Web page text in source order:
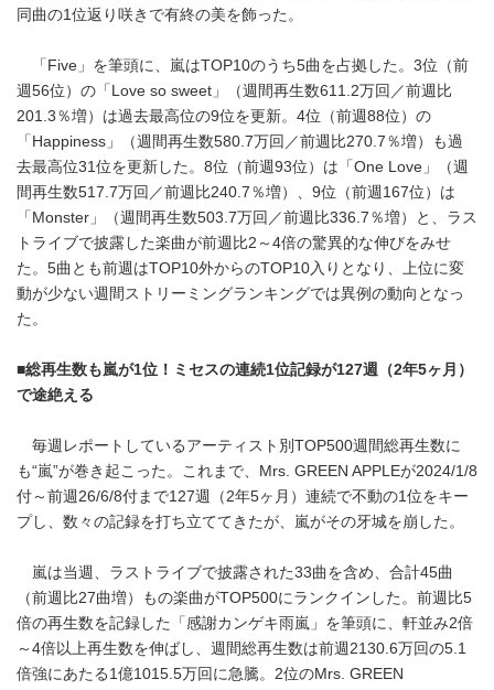
同曲の1位返り咲きで有終の美を飾った。
「Five」を筆頭に、嵐はTOP10のうち5曲を占拠した。3位（前
週56位）の「Love so sweet」（週間再生数611.2万回／前週比
201.3％増）は過去最高位の9位を更新。4位（前週88位）の
「Happiness」（週間再生数580.7万回／前週比270.7％増）も過
去最高位31位を更新した。8位（前週93位）は「One Love」（週
間再生数517.7万回／前週比240.7％増）、9位（前週167位）は
「Monster」（週間再生数503.7万回／前週比336.7％増）と、ラス
トライブで披露した楽曲が前週比2～4倍の驚異的な伸びをみせ
た。5曲とも前週はTOP10外からのTOP10入りとなり、上位に変
動が少ない週間ストリーミングランキングでは異例の動向となっ
た。
■総再生数も嵐が1位！ミセスの連続1位記録が127週（2年5ヶ月）
で途絶える
毎週レポートしているアーティスト別TOP500週間総再生数に
も“嵐”が巻き起こった。これまで、Mrs. GREEN APPLEが2024/1/8
付～前週26/6/8付まで127週（2年5ヶ月）連続で不動の1位をキー
プし、数々の記録を打ち立ててきたが、嵐がその牙城を崩した。
嵐は当週、ラストライブで披露された33曲を含め、合計45曲
（前週比27曲増）もの楽曲がTOP500にランクインした。前週比5
倍の再生数を記録した「感謝カンゲキ雨嵐」を筆頭に、軒並み2倍
～4倍以上再生数を伸ばし、週間総再生数は前週2130.6万回の5.1
倍強にあたる1億1015.5万回に急騰。2位のMrs. GREEN